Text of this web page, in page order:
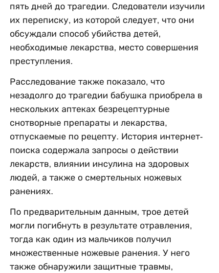
пять дней до трагедии. Следователи изучили
их переписку, из которой следует, что они
обсуждали способ убийства детей,
необходимые лекарства, место совершения
преступления.
Расследование также показало, что
незадолго до трагедии бабушка приобрела в
нескольких аптеках безрецептурные
снотворные препараты и лекарства,
отпускаемые по рецепту. История интернет-
поиска содержала запросы о действии
лекарств, влиянии инсулина на здоровых
людей, а также о смертельных ножевых
ранениях.
По предварительным данным, трое детей
могли погибнуть в результате отравления,
тогда как один из мальчиков получил
множественные ножевые ранения. У него
также обнаружили защитные травмы,